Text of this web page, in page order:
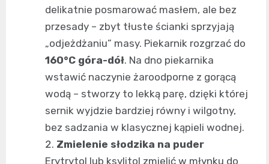
delikatnie posmarować masłem, ale bez
przesady – zbyt tłuste ścianki sprzyjają
„odjeżdżaniu” masy. Piekarnik rozgrzać do
160°C góra-dół. Na dno piekarnika
wstawić naczynie żaroodporne z gorącą
wodą – stworzy to lekką parę, dzięki której
sernik wyjdzie bardziej równy i wilgotny,
bez sadzania w klasycznej kąpieli wodnej.
Zmielenie słodzika na puder
Erytrytol lub ksylitol zmielić w młynku do